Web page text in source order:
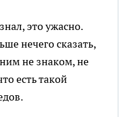
это ужасно.
нечего сказать,
не знаком, не
есть такой